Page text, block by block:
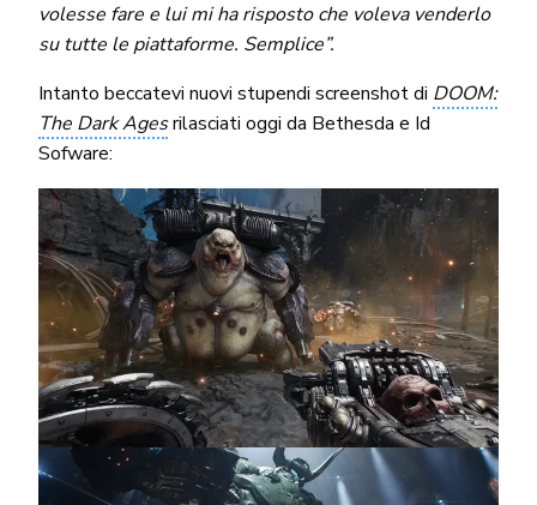
volesse fare e lui mi ha risposto che voleva venderlo
su tutte le piattaforme. Semplice”.
Intanto beccatevi nuovi stupendi screenshot di DOOM:
The Dark Agesrilasciati oggi da Bethesda e Id
Sofware: